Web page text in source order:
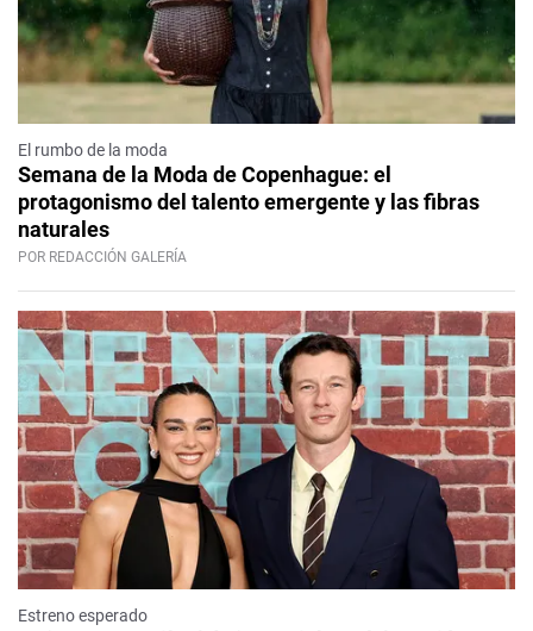
El rumbo de la moda
Semana de la Moda de Copenhague: el
protagonismo del talento emergente y las fibras
naturales
POR REDACCIÓN GALERÍA
Estreno esperado